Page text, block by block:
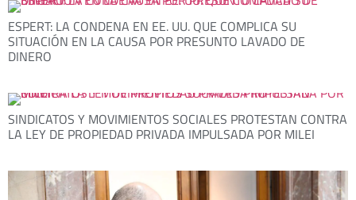
ESPERT: LA CONDENA EN EE. UU. QUE COMPLICA SU
SITUACIÓN EN LA CAUSA POR PRESUNTO LAVADO DE
DINERO
SINDICATOS Y MOVIMIENTOS SOCIALES PROTESTAN CONTRA
LA LEY DE PROPIEDAD PRIVADA IMPULSADA POR MILEI